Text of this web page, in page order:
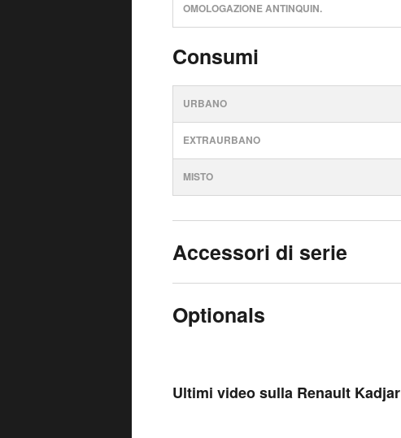
OMOLOGAZIONE ANTINQUIN.
Consumi
URBANO
EXTRAURBANO
MISTO
Accessori di serie
Optionals
Ultimi video sulla Renault Kadjar